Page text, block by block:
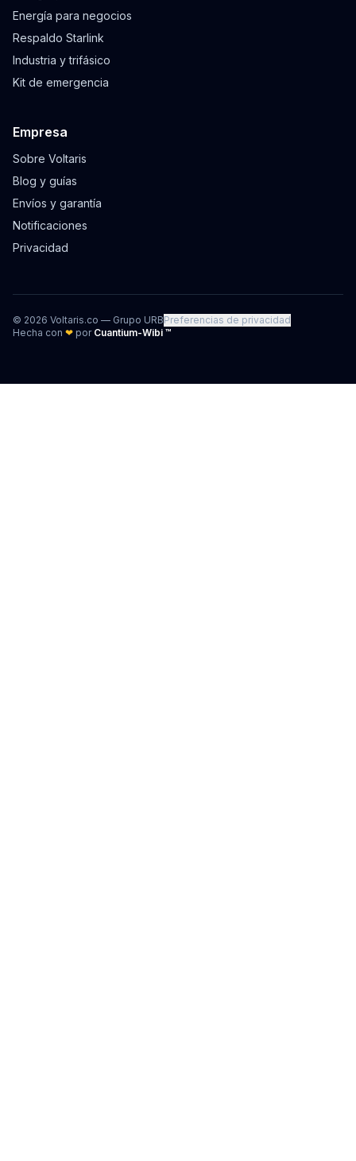
Energía para negocios
Respaldo Starlink
Industria y trifásico
Kit de emergencia
Empresa
Sobre Voltaris
Blog y guías
Envíos y garantía
Notificaciones
Privacidad
© 2026 Voltaris.co — Grupo URBPreferencias de privacidad
Hecha con ❤ por Cuantium-Wibi ™